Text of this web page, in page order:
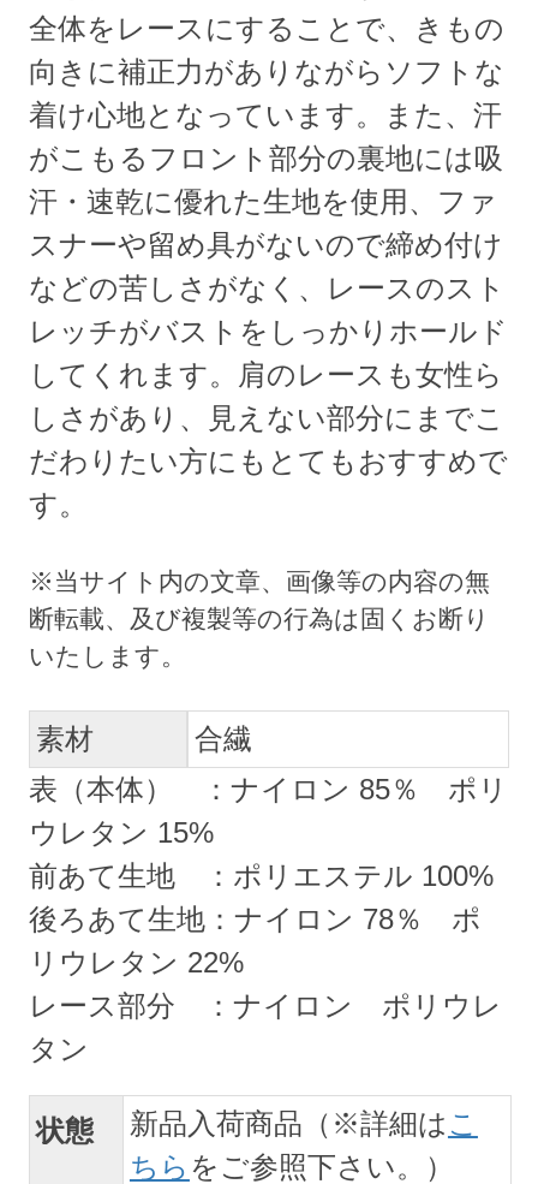
全体をレースにすることで、きもの
向きに補正力がありながらソフトな
着け心地となっています。また、汗
がこもるフロント部分の裏地には吸
汗・速乾に優れた生地を使用、ファ
スナーや留め具がないので締め付け
などの苦しさがなく、レースのスト
レッチがバストをしっかりホールド
してくれます。肩のレースも女性ら
しさがあり、見えない部分にまでこ
だわりたい方にもとてもおすすめで
す。
素材
合繊
表（本体） ：ナイロン 85％ ポリ
ウレタン 15%
前あて生地 ：ポリエステル 100%
後ろあて生地：ナイロン 78％ ポ
リウレタン 22%
レース部分 ：ナイロン ポリウレ
タン
状態 新品入荷商品（※詳細は こ
ちら をご参照下さい。）